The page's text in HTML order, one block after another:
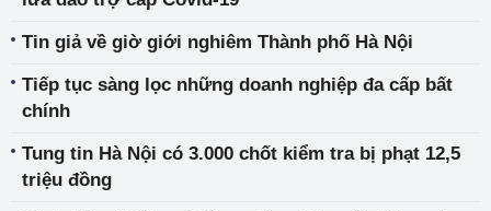
Tin giả về giờ giới nghiêm Thành phố Hà Nội
Tiếp tục sàng lọc những doanh nghiệp đa cấp bất
chính
Tung tin Hà Nội có 3.000 chốt kiểm tra bị phạt 12,5
triệu đồng